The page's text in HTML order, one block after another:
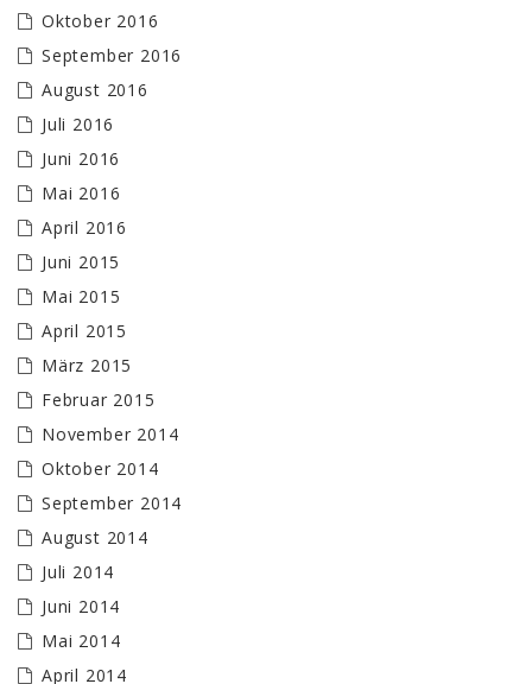
Oktober 2016
September 2016
August 2016
Juli 2016
Juni 2016
Mai 2016
April 2016
Juni 2015
Mai 2015
April 2015
März 2015
Februar 2015
November 2014
Oktober 2014
September 2014
August 2014
Juli 2014
Juni 2014
Mai 2014
April 2014